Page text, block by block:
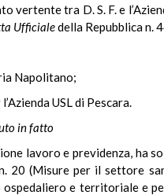
vertente tra D. S. F. e
Ufficialedella Repubblica n.
Napolitano;
USL di Pescara.
in fatto
lavoro e previdenza,
20 (Misure per il settore
e territoriale e